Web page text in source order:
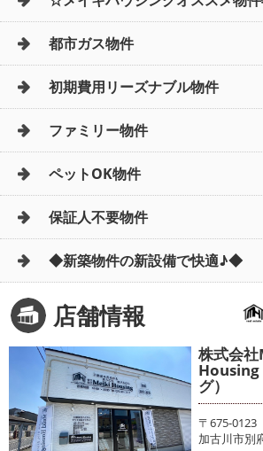
都市ガス物件
初期費用リーズナブル物件
ファミリー物件
ペットOK物件
保証人不要物件
◆新築物件の新設備で快適♪◆
店舗情報
株式会
Housing
グ）
〒675-0123
加古川市別